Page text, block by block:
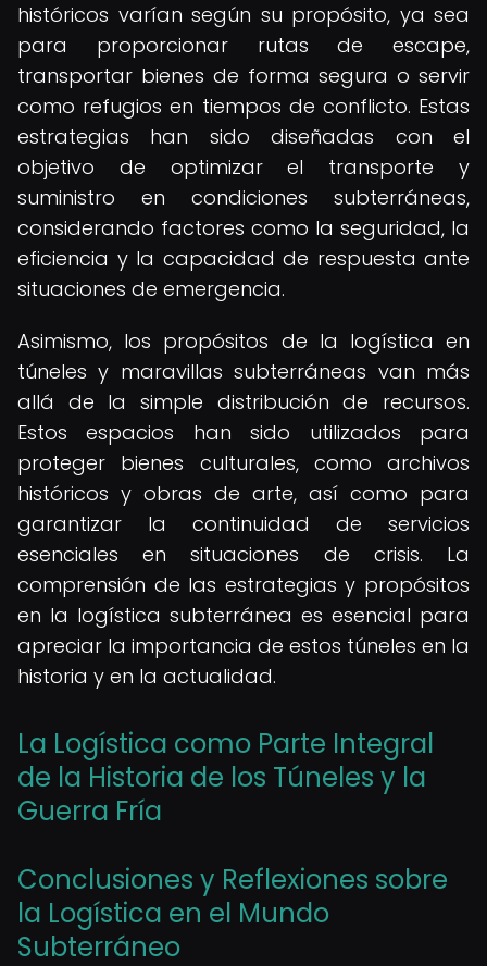
históricos varían según su propósito, ya sea
para proporcionar rutas de escape,
transportar bienes de forma segura o servir
como refugios en tiempos de conflicto. Estas
estrategias han sido diseñadas con el
objetivo de optimizar el transporte y
suministro en condiciones subterráneas,
considerando factores como la seguridad, la
eficiencia y la capacidad de respuesta ante
situaciones de emergencia.
Asimismo, los propósitos de la logística en
túneles y maravillas subterráneas van más
allá de la simple distribución de recursos.
Estos espacios han sido utilizados para
proteger bienes culturales, como archivos
históricos y obras de arte, así como para
garantizar la continuidad de servicios
esenciales en situaciones de crisis. La
comprensión de las estrategias y propósitos
en la logística subterránea es esencial para
apreciar la importancia de estos túneles en la
historia y en la actualidad.
La Logística como Parte Integral
de la Historia de los Túneles y la
Guerra Fría
Conclusiones y Reflexiones sobre
la Logística en el Mundo
Subterráneo